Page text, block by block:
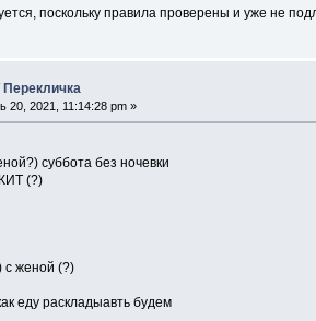
поскольку правила проверены и уже не
Перекличка
20, 2021, 11:14:28 pm »
суббота без ночевки
(?)
женой (?)
еду раскладыавть будем